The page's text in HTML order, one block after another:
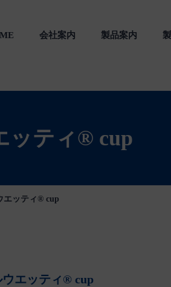
会社案内
製品案内
ッティ® cup
エッティ® cup
ウエッティ® cup